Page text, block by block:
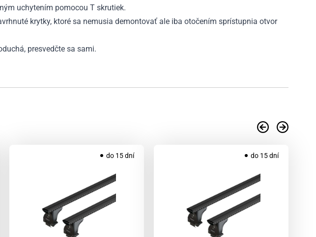
uchytením pomocou T skrutiek.
krytky, ktoré sa nemusia demontovať ale iba otočením sprístupnia otvor
presvedčte sa sami.
do 15 dní do 15 dní